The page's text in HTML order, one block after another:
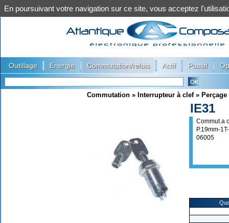
Outillage Energie Commutation/relais Actif Passif
Commutation » Interrupteur à clef»
IE31
Commut.a
P.19mm-
06005
En poursuivant votre navigation sur ce site, vous acceptez